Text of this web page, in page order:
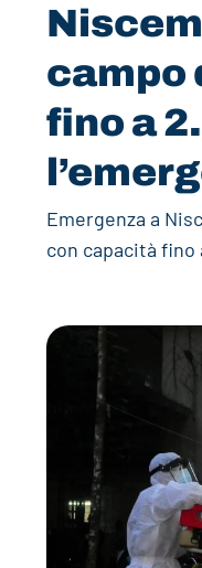
campo
fino a
Emergenza a
con capacità